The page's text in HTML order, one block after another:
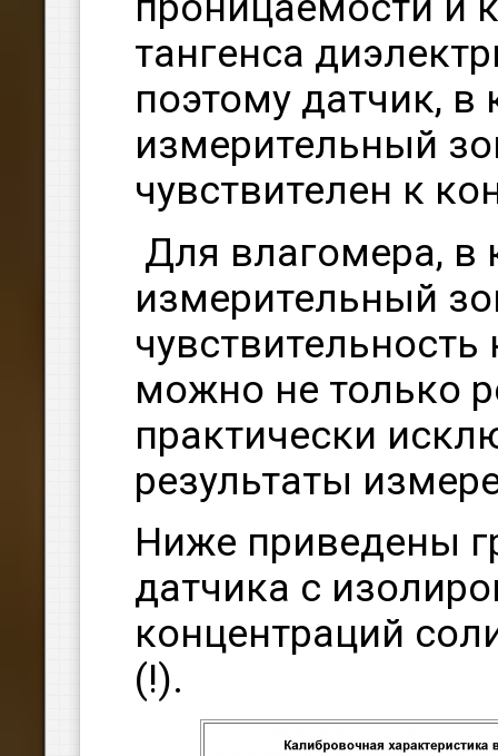
тангенса
поэтому датчик, в
измерительный
чувствителен к
Для влагомера, в
измерительный
можно не только
практически
результаты
Ниже приведены
датчика с
концентраций
(!).